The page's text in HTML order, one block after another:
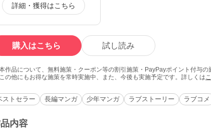
詳細・獲得はこちら
購入はこちら 試し読み
作品について、無料施策・クーポン等の割引施策・PayPayポイント付与
この他にもお得な施策を常時実施中、また、今後も実施予定です。詳しくは
ストセラー 長編マンガ 少年マンガ ラブストーリー ラブコメ
内容